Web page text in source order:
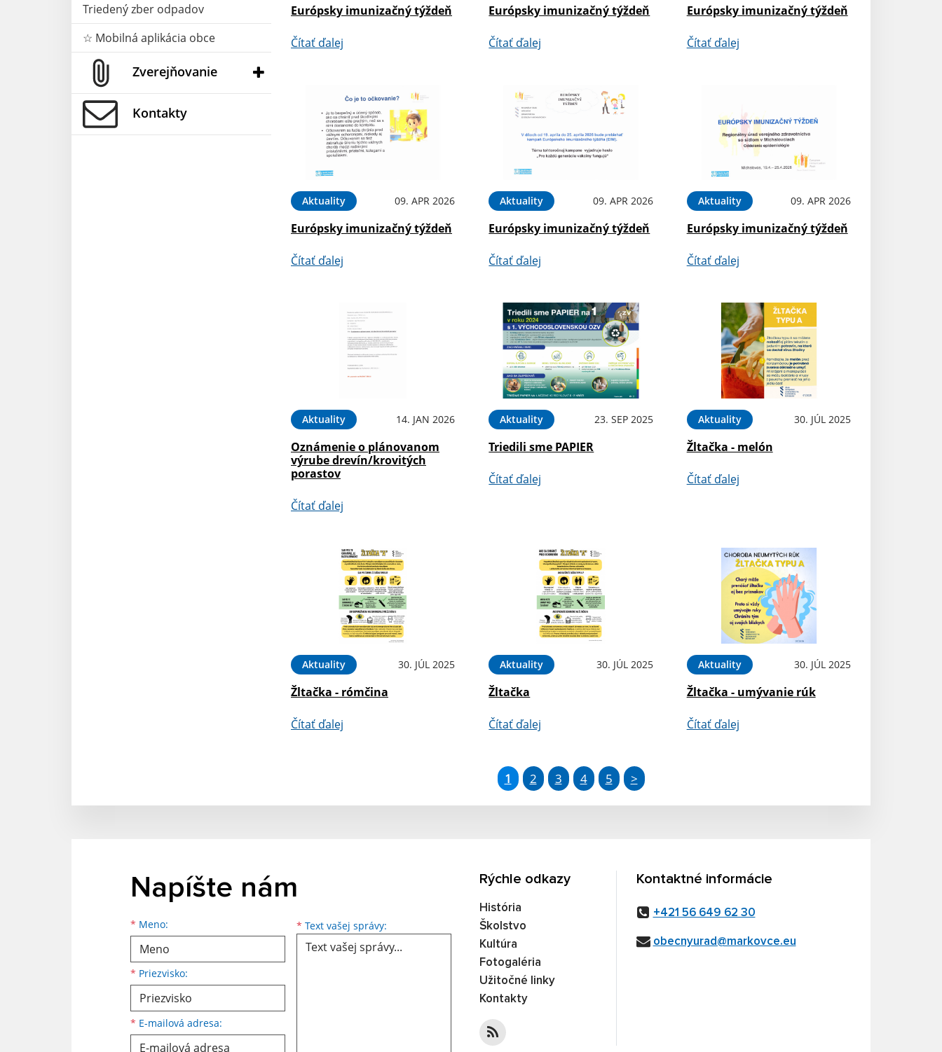
Triedený zber odpadov
☆ Mobilná aplikácia obce
Zverejňovanie
Kontakty
Európsky imunizačný týždeň
Čítať ďalej
Európsky imunizačný týždeň
Čítať ďalej
Európsky imunizačný týždeň
Čítať ďalej
Aktuality 09. APR 2026
Európsky imunizačný týždeň
Čítať ďalej
Aktuality 09. APR 2026
Európsky imunizačný týždeň
Čítať ďalej
Aktuality 09. APR 2026
Európsky imunizačný týždeň
Čítať ďalej
Aktuality 14. JAN 2026
Oznámenie o plánovanom
výrube drevín/krovitých
porastov
Čítať ďalej
Aktuality 23. SEP 2025
Triedili sme PAPIER
Čítať ďalej
Aktuality 30. JÚL 2025
Žltačka - melón
Čítať ďalej
Aktuality 30. JÚL 2025
Žltačka - rómčina
Čítať ďalej
Aktuality 30. JÚL 2025
Žltačka
Čítať ďalej
Aktuality 30. JÚL 2025
Žltačka - umývanie rúk
Čítať ďalej
1 2 3 4 5 >
Napíšte nám
* Meno:
* Priezvisko:
* E-mailová adresa:
* Text vašej správy:
Rýchle odkazy
História
Školstvo
Kultúra
Fotogaléria
Užitočné linky
Kontakty
Kontaktné informácie
+421 56 649 62 30
obecnyurad@markovce.eu